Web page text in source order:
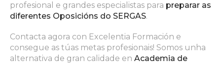
profesional e grandes especialistas para preparar as
diferentes Oposicións do SERGAS.
Contacta agora con Excelentia Formación e
consegue as túas metas profesionais! Somos unha
alternativa de gran calidade en Academia de